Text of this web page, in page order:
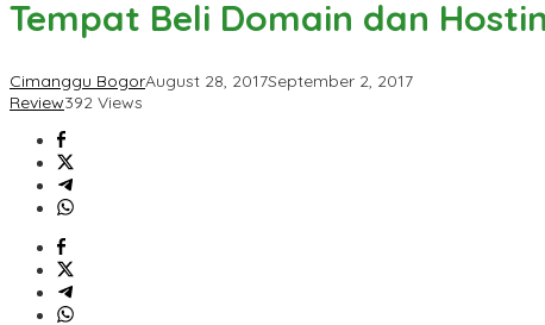
dan
Murah
Tempat Beli Domain dan
Cimanggu BogorAugust 28, 2017September 2, 2017
Review392 Views